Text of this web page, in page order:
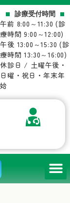
診療受付時間
午前 8:00～11:30 (診
療時間 9:00～12:00)
午後 13:00～15:30 (診
療時間 13:30～16:00)
休診日 / 土曜午後・
日曜・祝日・年末年
始